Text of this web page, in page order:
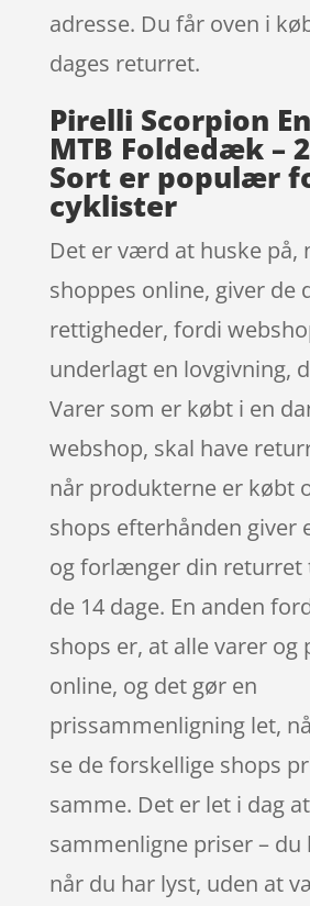
adresse. Du får oven i
dages returret.
Pirelli Scorpion
MTB Foldedæk –
Sort er populær
cyklister
Det er værd at huske på,
shoppes online, giver de
rettigheder, fordi
underlagt en lovgivning,
Varer som er købt i en
webshop, skal have
når produkterne er købt
shops efterhånden giver
og forlænger din returret
de 14 dage. En anden
shops er, at alle varer og
online, og det gør en
prissammenligning let,
se de forskellige shops
samme. Det er let i dag at
sammenligne priser – du
når du har lyst, uden at